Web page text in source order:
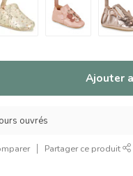
Ajouter
ouvrés
Partager ce produit